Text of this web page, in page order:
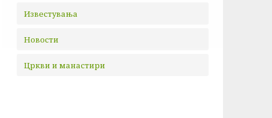
Известувања
Новости
Цркви и манастири